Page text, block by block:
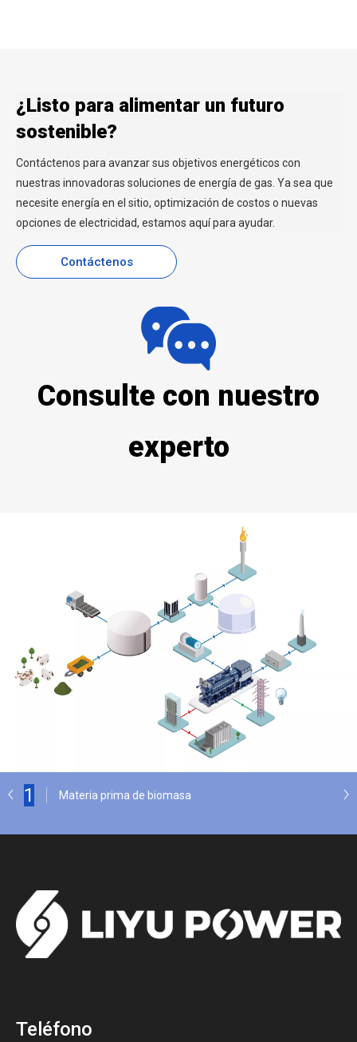
¿Listo para alimentar un futuro
sostenible?
Contáctenos para avanzar sus objetivos energéticos con
nuestras innovadoras soluciones de energía de gas. Ya sea que
necesite energía en el sitio, optimización de costos o nuevas
opciones de electricidad, estamos aquí para ayudar.
Contáctenos
Consulte con nuestro
experto
1 Materia prima de biomasa
Teléfono